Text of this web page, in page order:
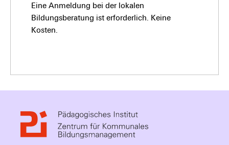
Eine Anmeldung bei der lokalen
Bildungsberatung ist erforderlich. Keine
Kosten.